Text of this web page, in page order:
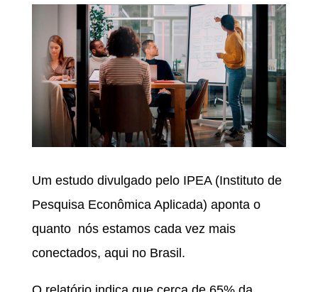
Um estudo divulgado pelo IPEA (Instituto de
Pesquisa Econômica Aplicada) aponta o
quanto nós estamos cada vez mais
conectados, aqui no Brasil.